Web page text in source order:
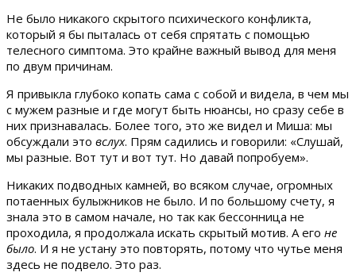
Не было никакого скрытого психического конфликта,
который я бы пыталась от себя спрятать с помощью
телесного симптома. Это крайне важный вывод для меня
по двум причинам.
Я привыкла глубоко копать сама с собой и видела, в чем мы
с мужем разные и где могут быть нюансы, но сразу себе в
них признавалась. Более того, это же видел и Миша: мы
обсуждали это вслух. Прям садились и говорили: «Слушай,
мы разные. Вот тут и вот тут. Но давай попробуем».
Никаких подводных камней, во всяком случае, огромных
потаенных булыжников не было. И по большому счету, я
знала это в самом начале, но так как бессонница не
проходила, я продолжала искать скрытый мотив. А его не
было. И я не устану это повторять, потому что чутье меня
здесь не подвело. Это раз.